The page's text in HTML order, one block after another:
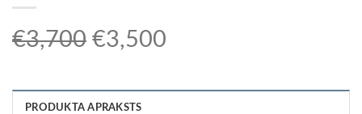
€3,700 Original
€3,500
PRODUKTA APRAKSTS